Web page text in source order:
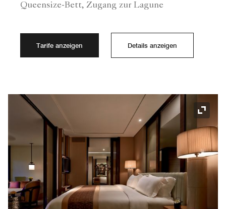
Queensize-Bett, Zugang zur Lagune
Tarife anzeigen Details anzeigen